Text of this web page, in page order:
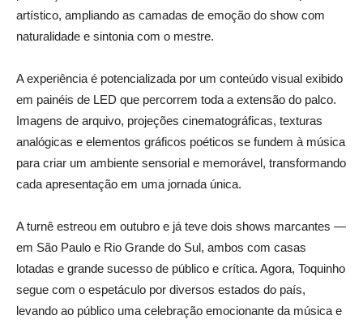
artístico, ampliando as camadas de emoção do show com
naturalidade e sintonia com o mestre.
A experiência é potencializada por um conteúdo visual exibido
em painéis de LED que percorrem toda a extensão do palco.
Imagens de arquivo, projeções cinematográficas, texturas
analógicas e elementos gráficos poéticos se fundem à música
para criar um ambiente sensorial e memorável, transformando
cada apresentação em uma jornada única.
A turnê estreou em outubro e já teve dois shows marcantes —
em São Paulo e Rio Grande do Sul, ambos com casas
lotadas e grande sucesso de público e crítica. Agora, Toquinho
segue com o espetáculo por diversos estados do país,
levando ao público uma celebração emocionante da música e